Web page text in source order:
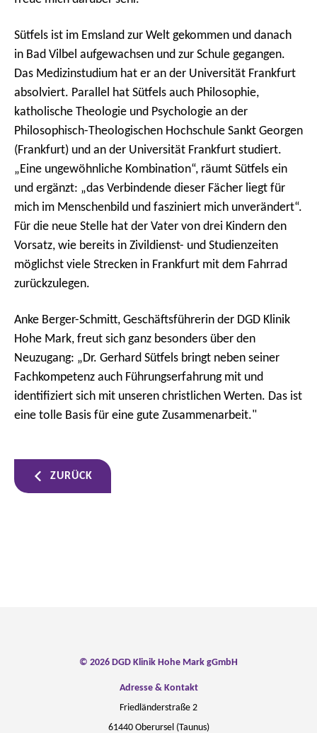
Sütfels ist im Emsland zur Welt gekommen und danach
in Bad Vilbel aufgewachsen und zur Schule gegangen.
Das Medizinstudium hat er an der Universität Frankfurt
absolviert. Parallel hat Sütfels auch Philosophie,
katholische Theologie und Psychologie an der
Philosophisch-Theologischen Hochschule Sankt Georgen
(Frankfurt) und an der Universität Frankfurt studiert.
„Eine ungewöhnliche Kombination“, räumt Sütfels ein
und ergänzt: „das Verbindende dieser Fächer liegt für
mich im Menschenbild und fasziniert mich unverändert“.
Für die neue Stelle hat der Vater von drei Kindern den
Vorsatz, wie bereits in Zivildienst- und Studienzeiten
möglichst viele Strecken in Frankfurt mit dem Fahrrad
zurückzulegen.
Anke Berger-Schmitt, Geschäftsführerin der DGD Klinik
Hohe Mark, freut sich ganz besonders über den
Neuzugang: „Dr. Gerhard Sütfels bringt neben seiner
Fachkompetenz auch Führungserfahrung mit und
identifiziert sich mit unseren christlichen Werten. Das ist
eine tolle Basis für eine gute Zusammenarbeit."
ZURÜCK
© 2026 DGD Klinik Hohe Mark gGmbH
Adresse & Kontakt
Friedländerstraße 2
61440 Oberursel (Taunus)